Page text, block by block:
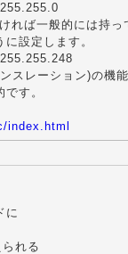
れば一般的には持っ
設定します。
スレーション)の機能
す。
index.html
に
れる